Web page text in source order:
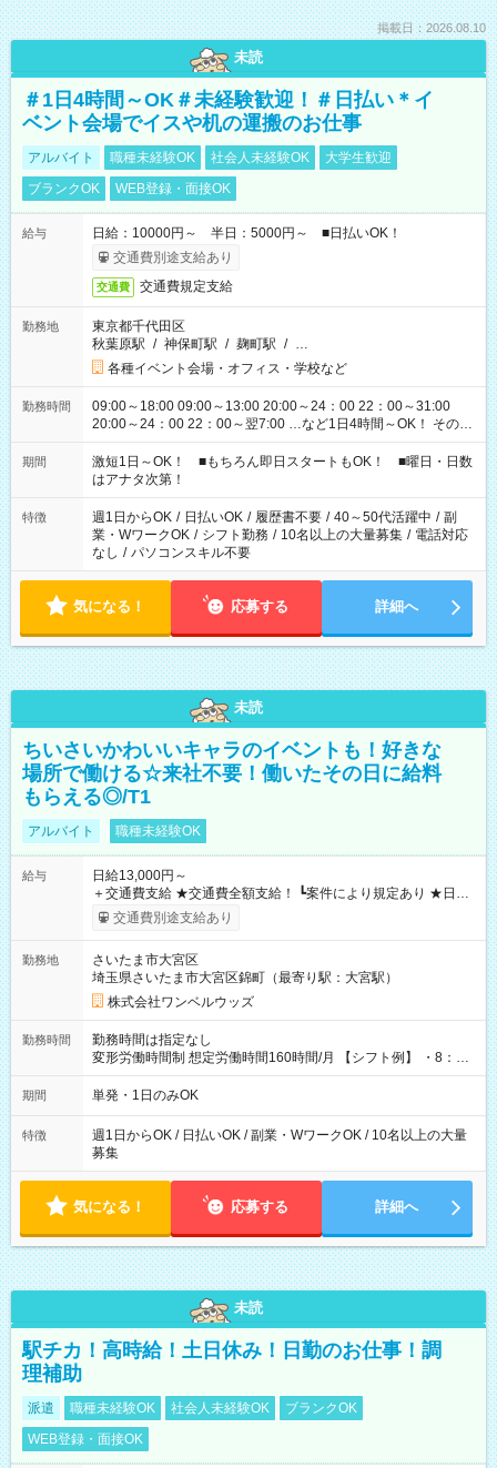
掲載日：2026.08.10
未読
＃1日4時間～OK＃未経験歓迎！＃日払い＊イ
ベント会場でイスや机の運搬のお仕事
アルバイト 職種未経験OK 社会人未経験OK
大学生歓迎
ブランクOK
WEB登録・面接OK
給与
日給：10000円～ 半日：5000円～ ■日払いOK！
交通費別途支給あり
交通費 交通費規定支給
勤務地
東京都千代田区
秋葉原駅 / 神保町駅 / 麹町駅 / …
各種イベント会場・オフィス・学校など
勤務時間
09:00～18:00 09:00～13:00 20:00～24：00 22：00～31:00
20:00～24：00 22：00～翌7:00 …など1日4時間～OK！ その他
シフトもございます！ お気軽にご相談ください！
期間
激短1日～OK！ ■もちろん即日スタートもOK！ ■曜日・日数
はアナタ次第！
特徴 週1日からOK / 日払いOK / 履歴書不要 / 40～50代活躍中 / 副
業・WワークOK / シフト勤務 / 10名以上の大量募集 / 電話対応
なし / パソコンスキル不要
気になる！ 応募する 詳細へ
未読
ちいさいかわいいキャラのイベントも！好きな
場所で働ける☆来社不要！働いたその日に給料
もらえる◎/T1
アルバイト 職種未経験OK
給与
日給13,000円～
＋交通費支給 ★交通費全額支給！ ┗案件により規定あり ★日払
いOK！（規定あり） ┗働いたその日に現金GET♪ お仕事後はコ
ンビニATMから 日払い分を引き落とせます！ 【試用期間】試
交通費別途支給あり
勤務地
さいたま市大宮区
埼玉県さいたま市大宮区錦町（最寄り駅：大宮駅）
株式会社ワンベルウッズ
勤務時間
勤務時間は指定なし
変形労働時間制 想定労働時間160時間/月 【シフト例】 ・8：00
～21：00
期間 単発・1日のみOK
特徴
週1日からOK / 日払いOK / 副業・WワークOK / 10名以上の大量
募集
気になる！ 応募する 詳細へ
未読
駅チカ！高時給！土日休み！日勤のお仕事！調
理補助
派遣 職種未経験OK 社会人未経験OK
ブランクOK
WEB登録・面接OK